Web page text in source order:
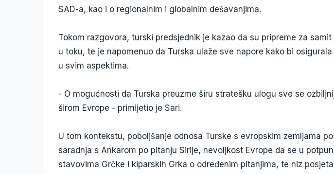
SAD-a, kao i o regionalnim i globalnim dešavanjima.
Tokom razgovora, turski predsjednik je kazao da su pripreme za samit
u toku, te je napomenuo da Turska ulaže sve napore kako bi
u svim aspektima.
- O mogućnosti da Turska preuzme širu stratešku ulogu sve se
širom Evrope - primijetio je Sari.
U tom kontekstu, poboljšanje odnosa Turske s evropskim zemljama
saradnja s Ankarom po pitanju Sirije, nevoljkost Evrope da se u
stavovima Grčke i kiparskih Grka o određenim pitanjima, te niz